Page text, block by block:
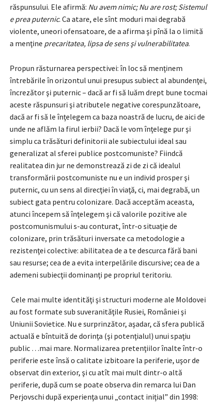
răspunsului. Ele afirmă: Nu avem nimic; Nu are rost; Sistemul
e prea puternic. Ca atare, ele sînt moduri mai degrabă
violente, uneori ofensatoare, de a afirma şi pînă la o limită
a menţine precaritatea, lipsa de sens şi vulnerabilitatea.
Propun răsturnarea perspectivei: în loc să menţinem
întrebările în orizontul unui presupus subiect al abundenţei,
încrezător şi puternic – dacă ar fi să luăm drept bune tocmai
aceste răspunsuri şi atributele negative corespunzătoare,
dacă ar fi să le înţelegem ca baza noastră de lucru, de aici de
unde ne aflăm la firul ierbii? Dacă le vom înţelege pur şi
simplu ca trăsături definitorii ale subiectului ideal sau
generalizat al sferei publice postcomuniste? Fiindcă
realitatea din jur ne demonstrează zi de zi că idealul
transformării postcomuniste nu e un individ prosper şi
puternic, cu un sens al direcţiei în viaţă, ci, mai degrabă, un
subiect gata pentru colonizare. Dacă acceptăm aceasta,
atunci începem să înţelegem şi că valorile pozitive ale
postcomunismului s-au conturat, într-o situaţie de
colonizare, prin trăsături inversate ca metodologie a
rezistenţei colective: abilitatea de a te descurca fără bani
sau resurse; cea de a evita interpelările discursive; cea de a
ademeni subiecţii dominanţi pe propriul teritoriu.
Cele mai multe identităţi şi structuri moderne ale Moldovei
au fost formate sub suveranităţile Rusiei, României şi
Uniunii Sovietice. Nu e surprinzător, aşadar, că sfera publică
actuală e bîntuită de dorinţa (şi potenţialul) unui spaţiu
public …mai mare. Normalizarea pretenţiilor înalte într-o
periferie este însă o calitate izbitoare la periferie, uşor de
observat din exterior, şi cu atît mai mult dintr-o altă
periferie, după cum se poate observa din remarca lui Dan
Perjovschi după experienţa unui „contact iniţial” din 1998: